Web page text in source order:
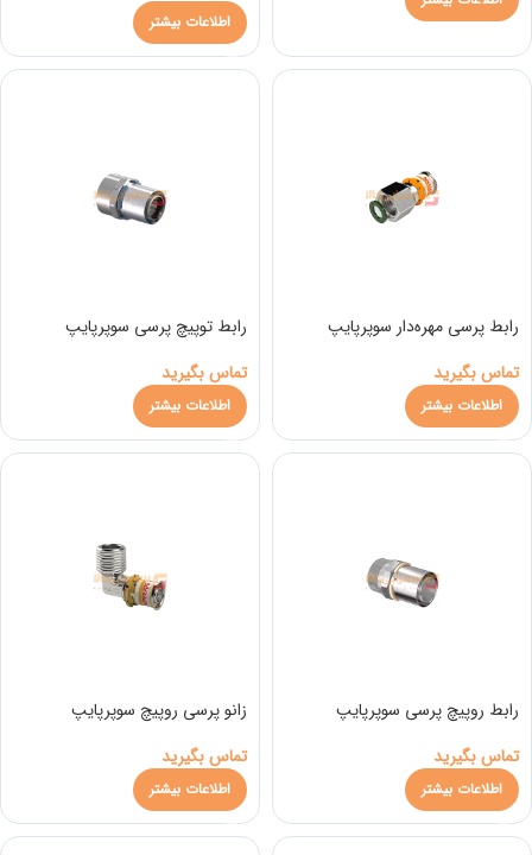
اطلاعات بیشتر
رابط پرسی مهره‌دار سوپرپایپ
تماس بگیرید
اطلاعات بیشتر
رابط توپیچ پرسی سوپرپایپ
تماس بگیرید
اطلاعات بیشتر
رابط روپیچ پرسی سوپرپایپ
تماس بگیرید
اطلاعات بیشتر
زانو پرسی روپیچ سوپرپایپ
تماس بگیرید
اطلاعات بیشتر